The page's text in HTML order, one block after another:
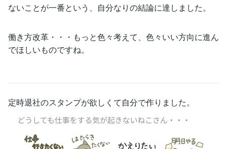
ないことが一番という、自分なりの結論に達しました。
働き方改革・・・もっと色々考えて、色々いい方向に進ん
でほしいものですね。
定時退社のスタンプが欲しくて自分で作りました。